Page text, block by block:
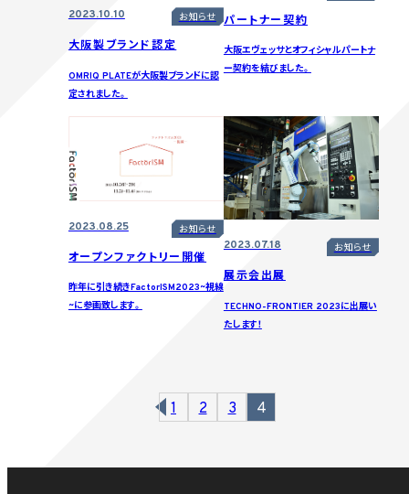
2023.10.10 お知らせ
大阪製ブランド認定
OMRIQ PLATEが大阪製ブランドに認
定されました。
パートナー契約
大阪エヴェッサとオフィシャルパートナ
ー契約を結びました。
2023.08.25 お知らせ
オープンファクトリー開催
昨年に引き続きFactorISM2023~視線
~に参画致します。
2023.07.18 お知らせ
展示会出展
TECHNO-FRONTIER 2023に出展い
たします！
前へ
1 2 3 4